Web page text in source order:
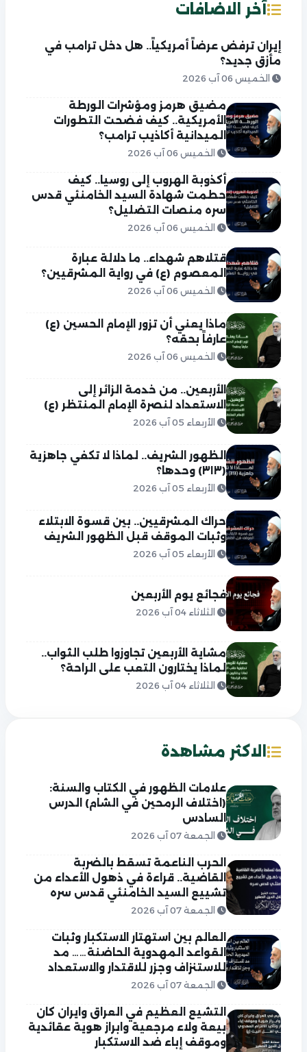
آخر الاضافات
إيران ترفض عرضاً أمريكياً.. هل دخل ترامب في
مأزق جديد؟
الخميس 06 آب 2026
مضيق هرمز ومؤشرات الورطة
الأمريكية.. كيف فضحت التطورات
الميدانية أكاذيب ترامب؟
الخميس 06 آب 2026
أكذوبة الهروب إلى روسيا.. كيف
حطمت شهادة السيد الخامنئي قدس
سره منصات التضليل؟
الخميس 06 آب 2026
قتلاهم شهداء.. ما دلالة عبارة
المعصوم (ع) في رواية المشرقيين؟
الخميس 06 آب 2026
ماذا يعني أن تزور الإمام الحسين (ع)
عارفاً بحقه؟
الخميس 06 آب 2026
الأربعين.. من خدمة الزائر إلى
الاستعداد لنصرة الإمام المنتظر (ع)
الأربعاء 05 آب 2026
الظهور الشريف.. لماذا لا تكفي جاهزية
(٣١٣) وحدها؟
الأربعاء 05 آب 2026
حراك المشرقيين.. بين قسوة الابتلاء
وثبات الموقف قبل الظهور الشريف
الأربعاء 05 آب 2026
فجائع يوم الأربعين
الثلاثاء 04 آب 2026
مشاية الأربعين تجاوزوا طلب الثواب..
لماذا يختارون التعب على الراحة؟
الثلاثاء 04 آب 2026
الاكثر مشاهدة
علامات الظهور في الكتاب والسنة:
(اختلاف الرمحين في الشام) الدرس
السادس
الجمعة 07 آب 2026
الحرب الناعمة تسقط بالضربة
القاضية.. قراءة في ذهول الأعداء من
تشييع السيد الخامنئي قدس سره
الجمعة 07 آب 2026
العالم بين استهتار الاستكبار وثبات
القواعد المهدوية الحاضنة…… مد
للاستنزاف وجزر للاقتدار والاستعداد
الجمعة 07 آب 2026
التشيع العظيم في العراق وايران كان
بيعة ولاء مرجعية وابراز هوية عقائدية
وموقف إباء ضد الاستكبار